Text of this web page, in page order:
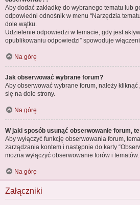
Aby dodać zakładkę do wybranego tematu lub
odpowiedni odnośnik w menu “Narzędzia
dole wątku.
Udzielenie odpowiedzi w temacie, gdy jest
opublikowaniu odpowiedzi” spowoduje
Na górę
Jak obserwować wybrane forum?
Aby obserwować wybrane forum, należy kliknąć
się na dole strony.
Na górę
W jaki sposób usunąć obserwowanie forum,
Aby wyłączyć funkcję obserwowania forum,
zarządzania kontem i następnie do karty
można wyłączyć obserwowanie forów i tematów.
Na górę
Załączniki